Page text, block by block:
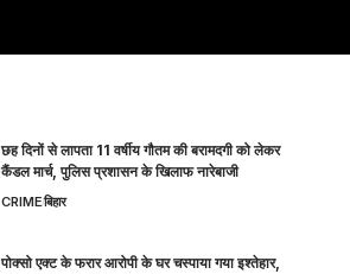
छह दिनों से लापता 11 वर्षीय गौतम की बरामदगी को लेकर
कैंडल मार्च, पुलिस प्रशासन के खिलाफ नारेबाजी
CRIMEबिहार
पोक्सो एक्ट के फरार आरोपी के घर चस्पाया गया इश्तेहार,